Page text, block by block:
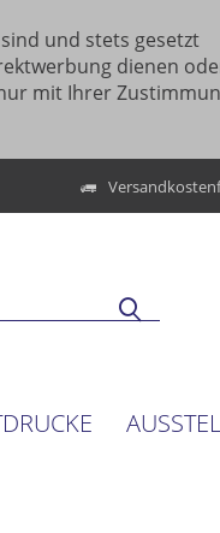
und stets gesetzt
dienen
mit Ihrer